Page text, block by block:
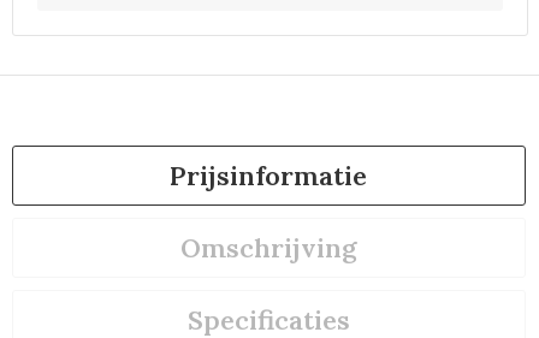
Prijsinformatie
Omschrijving
Specificaties